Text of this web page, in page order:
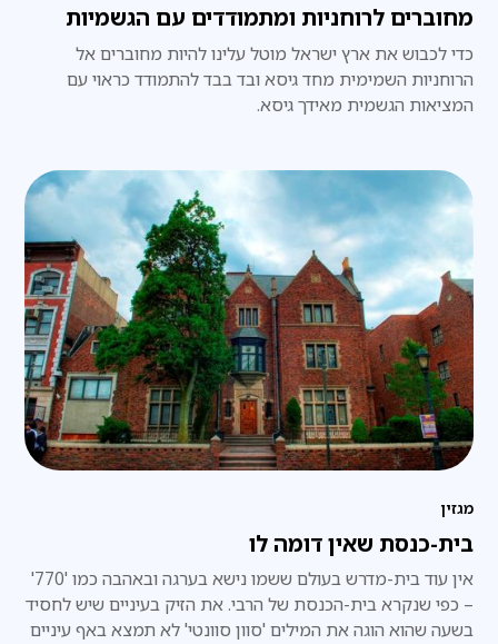
מחוברים לרוחניות ומתמודדים עם הגשמיות
כדי לכבוש את ארץ ישראל מוטל עלינו להיות מחוברים אל
הרוחניות השמימית מחד גיסא ובד בבד להתמודד כראוי עם
המציאות הגשמית מאידך גיסא.
מגזין
בית-כנסת שאין דומה לו
אין עוד בית-מדרש בעולם ששמו נישא בערגה ובאהבה כמו '770'
– כפי שנקרא בית-הכנסת של הרבי. את הזיק בעיניים שיש לחסיד
בשעה שהוא הוגה את המילים 'סוון סוונטי' לא תמצא באף עיניים